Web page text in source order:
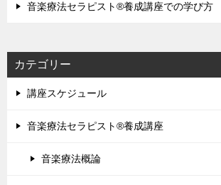
音楽療法セラピスト®養成講座での学び方
カテゴリー
講座スケジュール
音楽療法セラピスト®養成講座
音楽療法概論